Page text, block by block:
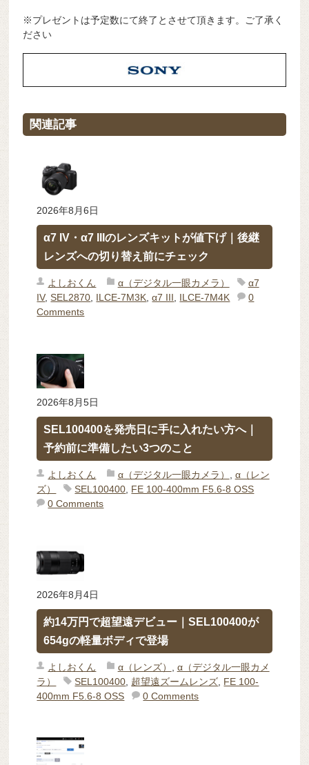
※プレゼントは予定数にて終了とさせて頂きます。ご了承く
ださい
関連記事
2026年8月6日
α7 IV・α7 IIIのレンズキットが値下げ｜後継
レンズへの切り替え前にチェック
よしおくん α（デジタル一眼カメラ）
α7
IV,SEL2870, ILCE-7M3K,α7 III, ILCE-7M4K
0
Comments
2026年8月5日
SEL100400を発売日に手に入れたい方へ｜
予約前に準備したい3つのこと
よしおくん α（デジタル一眼カメラ） , α（レン
ズ）
SEL100400, FE 100-400mm F5.6-8 OSS
0 Comments
2026年8月4日
約14万円で超望遠デビュー｜SEL100400が
654gの軽量ボディで登場
よしおくん α（レンズ）
α（デジタル一眼カメ
ラ）
SEL100400 超望遠ズームレンズ FE 100-
400mm F5.6-8 OSS
0 Comments